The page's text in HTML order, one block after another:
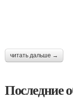
читать дальше →
Последние